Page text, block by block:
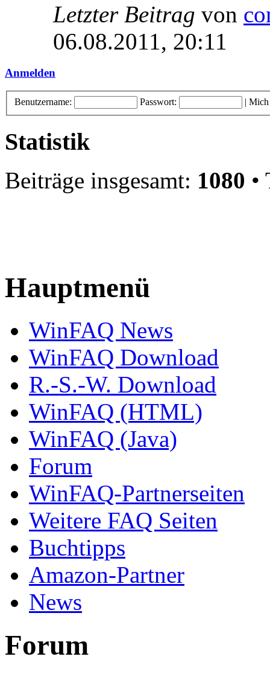
Letzter Beitrag von
06.08.2011, 20:11
Anmelden
Benutzername: Passwort: | Mich
Statistik
Beiträge insgesamt: 1080 •
Hauptmenü
WinFAQ News
WinFAQ Download
R.-S.-W. Download
WinFAQ (HTML)
WinFAQ (Java)
Forum
WinFAQ-Partnerseiten
Weitere FAQ Seiten
Buchtipps
Amazon-Partner
News
Forum